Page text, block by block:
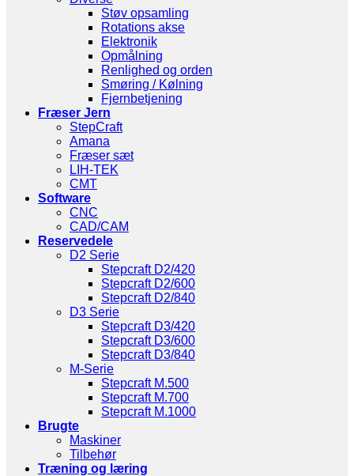
Støv opsamling
Rotations akse
Elektronik
Opmålning
Renlighed og orden
Smøring / Kølning
Fjernbetjening
Fræser Jern
StepCraft
Amana
Fræser sæt
LIH-TEK
CMT
Software
CNC
CAD/CAM
Reservedele
D2 Serie
Stepcraft D2/420
Stepcraft D2/600
Stepcraft D2/840
D3 Serie
Stepcraft D3/420
Stepcraft D3/600
Stepcraft D3/840
M-Serie
Stepcraft M.500
Stepcraft M.700
Stepcraft M.1000
Brugte
Maskiner
Tilbehør
Træning og læring